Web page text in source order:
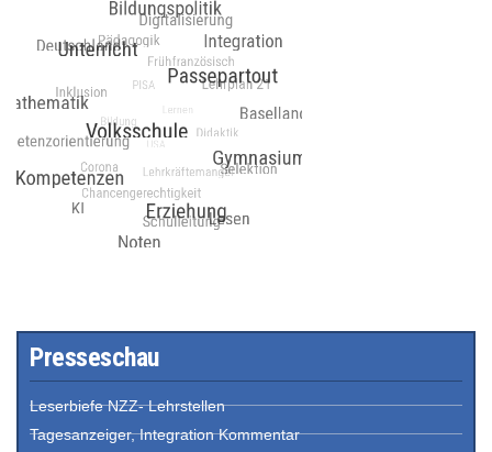
Presseschau
Leserbiefe NZZ- Lehrstellen
Tagesanzeiger, Integration Kommentar